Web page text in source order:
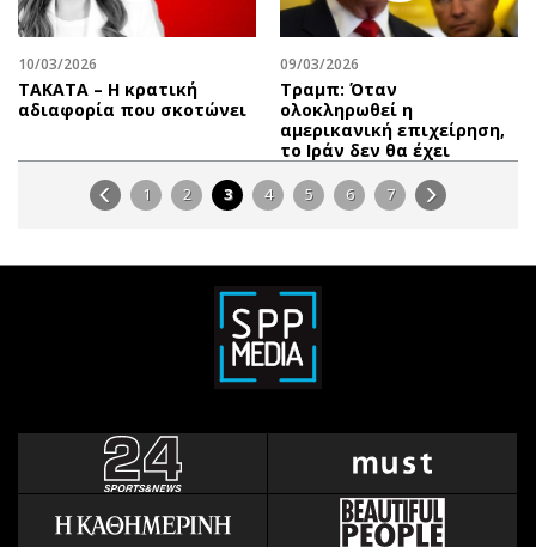
10/03/2026
ΤΑΚΑΤΑ – Η κρατική
αδιαφορία που σκοτώνει
09/03/2026
Τραμπ: Όταν
ολοκληρωθεί η
αμερικανική επιχείρηση,
το Ιράν δεν θα έχει
1 2 3 4 5 6 7